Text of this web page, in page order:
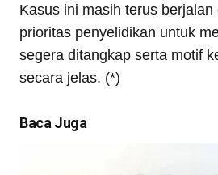
Kasus ini masih terus berjalan
prioritas penyelidikan untuk
segera ditangkap serta motif
secara jelas. (*)
Baca Juga